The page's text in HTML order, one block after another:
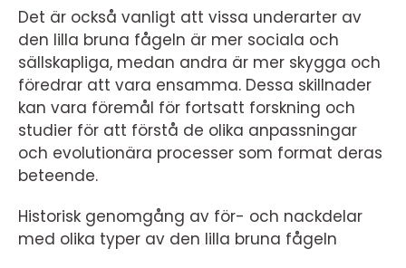
Det är också vanligt att vissa underarter av
den lilla bruna fågeln är mer sociala och
sällskapliga, medan andra är mer skygga och
föredrar att vara ensamma. Dessa skillnader
kan vara föremål för fortsatt forskning och
studier för att förstå de olika anpassningar
och evolutionära processer som format deras
beteende.
Historisk genomgång av för- och nackdelar
med olika typer av den lilla bruna fågeln